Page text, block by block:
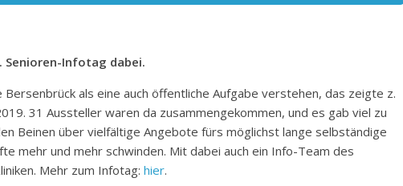
Senioren-Infotag dabei.
als eine auch öffentliche Aufgabe verstehen, das zeigte z.
31 Aussteller waren da zusammengekommen, und es gab viel zu
Beinen über vielfältige Angebote fürs möglichst lange selbständige
mehr und mehr schwinden. Mit dabei auch ein Info-Team des
Mehr zum Infotag: hier.